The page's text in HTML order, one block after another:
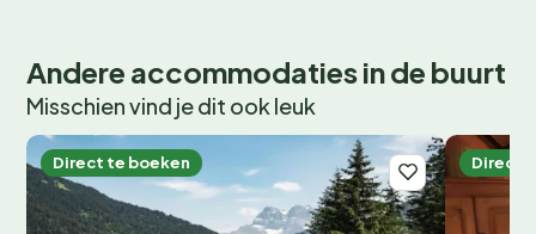
Andere accommodaties in de buurt
Misschien vind je dit ook leuk
Direct te boeken Direct